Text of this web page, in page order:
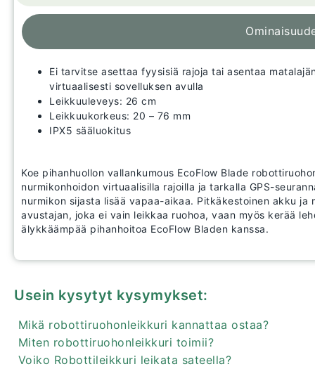
Ei tarvitse asettaa fyysisiä rajoja tai asentaa
virtuaalisesti sovelluksen avulla
Leikkuuleveys: 26 cm
Leikkuukorkeus: 20 – 76 mm
IPX5 sääluokitus
Koe pihanhuollon vallankumous EcoFlow Blade
nurmikonhoidon virtuaalisilla rajoilla ja tarkalla GPS-
nurmikon sijasta lisää vapaa-aikaa. Pitkäkestoinen akku
avustajan, joka ei vain leikkaa ruohoa, vaan myös kerää
älykkäämpää pihanhoitoa EcoFlow Bladen kanssa.
Usein kysytyt kysymykset:
Mikä robottiruohonleikkuri kannattaa ostaa?
Miten robottiruohonleikkuri toimii?
Voiko Robottileikkuri leikata sateella?